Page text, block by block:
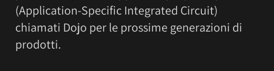
(Application-Specific Integrated Circuit)
chiamati Dojo per le prossime generazioni di
prodotti.